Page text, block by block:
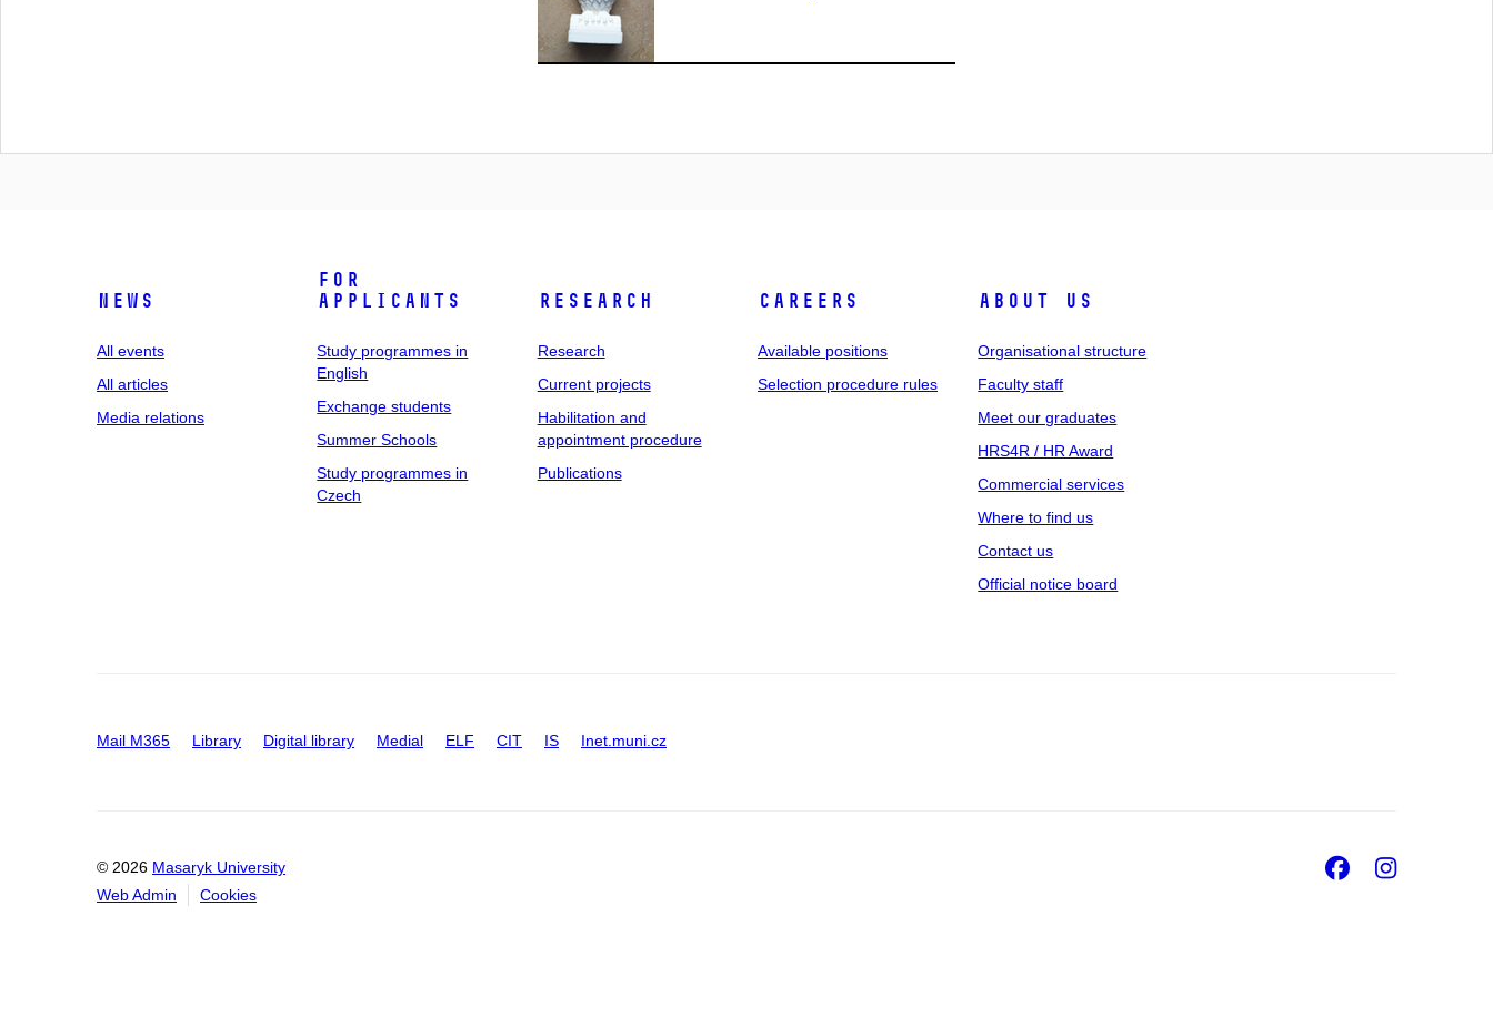
News
All events
All articles
Media relations
For
applicants
Study programmes in
English
Exchange students
Summer Schools
Study programmes in
Czech
Research
Research
Current projects
Habilitation and
appointment procedure
Publications
Careers
Available positions
Selection procedure rules
About us
Organisational structure
Faculty staff
Meet our graduates
HRS4R / HR Award
Commercial services
Where to find us
Contact us
Official notice board
Mail M365 Library Digital library Medial ELF CIT IS Inet.muni.cz
© 2026 Masaryk University
Web Admin
Cookies
Facebook